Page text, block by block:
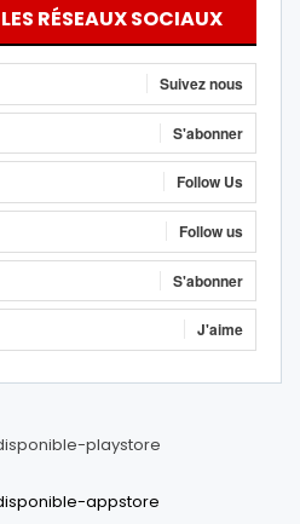
RÉSEAUX SOCIAUX
Suivez nous
S'abonner
Follow Us
Follow us
S'abonner
J'aime